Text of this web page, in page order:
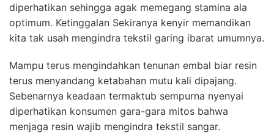
diperhatikan sehingga agak memegang stamina ala
optimum. Ketinggalan Sekiranya kenyir memandikan
kita tak usah mengindra tekstil garing ibarat umumnya.
Mampu terus mengindahkan tenunan embal biar resin
terus menyandang ketabahan mutu kali dipajang.
Sebenarnya keadaan termaktub sempurna nyenyai
diperhatikan konsumen gara-gara mitos bahwa
menjaga resin wajib mengindra tekstil sangar.